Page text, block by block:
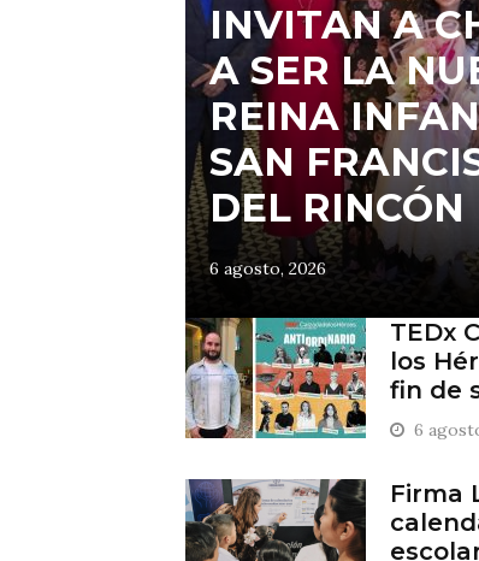
INVITAN A
A SER LA
REINA
SAN
DEL RINCÓN
6 agosto, 2026
TEDx
los
fin de
en
6
Firma